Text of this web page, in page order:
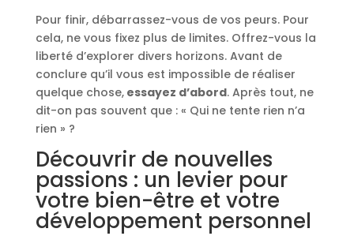
Pour finir, débarrassez-vous de vos peurs. Pour
cela, ne vous fixez plus de limites. Offrez-vous la
liberté d’explorer divers horizons. Avant de
conclure qu’il vous est impossible de réaliser
quelque chose,essayez d’abord. Après tout, ne
dit-on pas souvent que : « Qui ne tente rien n’a
rien » ?
Découvrir de nouvelles
passions : un levier pour
votre bien-être et votre
développement personnel